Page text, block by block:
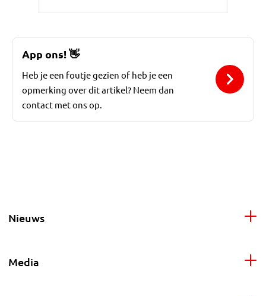
App ons! 👋
Heb je een foutje gezien of heb je een
opmerking over dit artikel? Neem dan
contact met ons op.
Nieuws
Media